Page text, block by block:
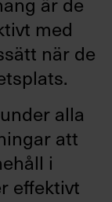
med
när de
alla
att
i
effektivt